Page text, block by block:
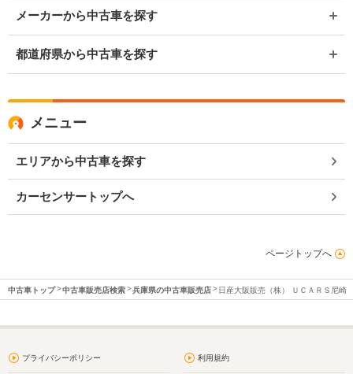
メーカーから中古車を探す
都道府県から中古車を探す
メニュー
エリアから中古車を探す
カーセンサートップへ
ページトップへ
中古車トップ 中古車販売店検索 兵庫県の中古車販売店 日産大阪販売（株） ＵＣＡＲＳ尼崎
プライバシーポリシー 利用規約